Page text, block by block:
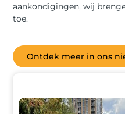
aankondigingen, wij
toe.
Ontdek meer in ons